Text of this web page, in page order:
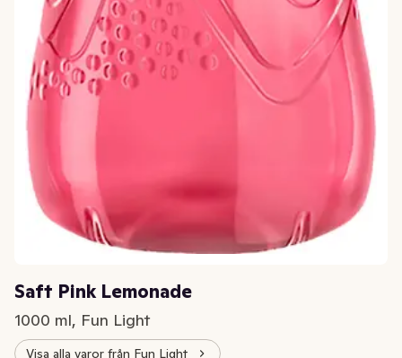
Saft Pink Lemonade
1000 ml, Fun Light
Visa alla varor från Fun Light